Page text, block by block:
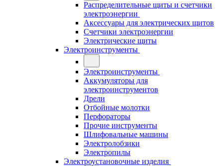
Распределительные щиты и счетчики
электроэнергии
Аксессуары для электрических щитов
Счетчики электроэнергии
Электрические щиты
Электроинструменты
Электроинструменты
Аккумуляторы для
электроинструментов
Дрели
Отбойные молотки
Перфораторы
Прочие инструменты
Шлифовальные машины
Электролобзики
Электропилы
Электроустановочные изделия